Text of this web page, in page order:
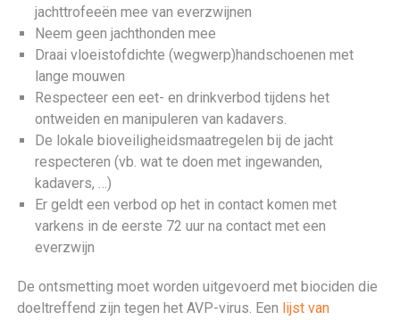
jachttrofeeën mee van everzwijnen
Neem geen jachthonden mee
Draai vloeistofdichte (wegwerp)handschoenen met
lange mouwen
Respecteer een eet- en drinkverbod tijdens het
ontweiden en manipuleren van kadavers.
De lokale bioveiligheidsmaatregelen bij de jacht
respecteren (vb. wat te doen met ingewanden,
kadavers, …)
Er geldt een verbod op het in contact komen met
varkens in de eerste 72 uur na contact met een
everzwijn
De ontsmetting moet worden uitgevoerd met biociden die
doeltreffend zijn tegen het AVP-virus. Een lijst van